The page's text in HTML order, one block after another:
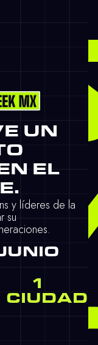
UN
EL
y líderes de la
su
1
CIUDAD